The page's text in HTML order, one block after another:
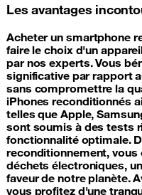
Les avantages
Acheter un smartphone
faire le choix d'un
par nos experts. Vous
significative par rapport
sans compromettre la
iPhones reconditionnés
telles que Apple,
sont soumis à des tests
fonctionnalité optimale.
reconditionnement, vous
déchets électroniques,
faveur de notre planète.
vous profitez d'une